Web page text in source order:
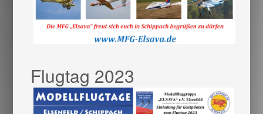
Flugtag 2023